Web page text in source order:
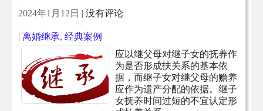
2024年1月12日 | 没有评论
| 离婚继承, 经典案例
应以继父母对继子女的抚养作
为是否形成扶关系的基本依
据，而继子女对继父母的赡养
应作为遗产分配的依据。继子
女抚养时间过短的不宜认定形